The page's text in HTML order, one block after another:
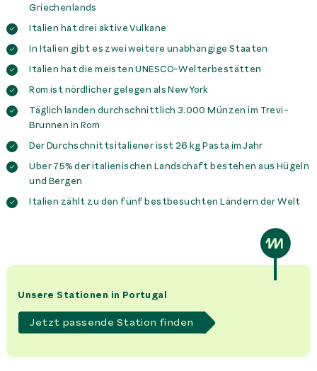
Griechenlands
Italien hat drei aktive Vulkane
In Italien gibt es zwei weitere unabhängige Staaten
Italien hat die meisten UNESCO-Welterbestätten
Rom ist nördlicher gelegen als New York
Täglich landen durchschnittlich 3.000 Münzen im Trevi-
Brunnen in Rom
Der Durchschnittsitaliener isst 26 kg Pasta im Jahr
Über 75% der italienischen Landschaft bestehen aus Hügeln
und Bergen
Italien zählt zu den fünf bestbesuchten Ländern der Welt
Unsere Stationen in Portugal
Jetzt passende Station finden